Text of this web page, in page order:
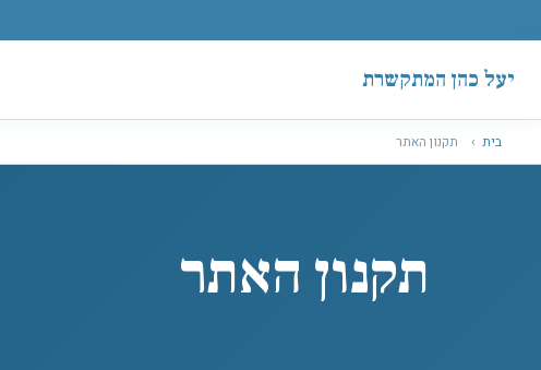
יעל כהן המתקשרת
בית › תקנון האתר
תקנון האתר